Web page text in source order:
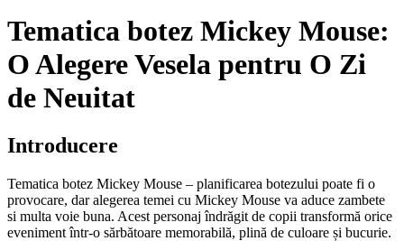
Tematica botez Mickey Mouse:
O Alegere Vesela pentru O Zi
de Neuitat
Introducere
Tematica botez Mickey Mouse – planificarea botezului poate fi o
provocare, dar alegerea temei cu Mickey Mouse va aduce zambete
si multa voie buna. Acest personaj îndrăgit de copii transformă orice
eveniment într-o sărbătoare memorabilă, plină de culoare și bucurie.